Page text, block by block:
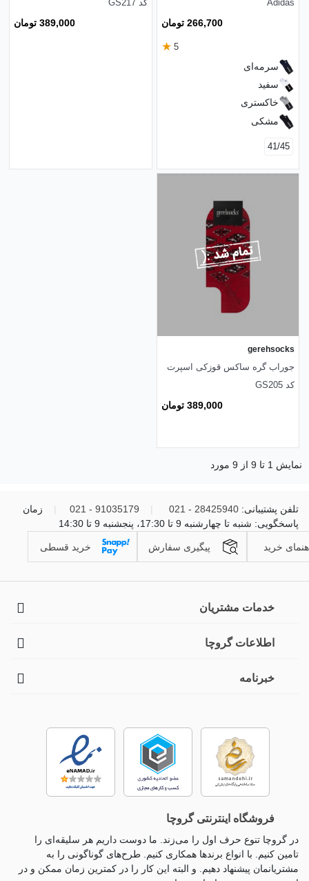
Adidas
266,700 تومان
5
★
سرمه‌ای
سفید
خاکستری
مشکی
41/45
کد GS217
389,000 تومان
gerehsocks
جوراب گره ساکس قوزکی اسپرت
کد GS205
389,000 تومان
نمایش 1 تا 9 از 9 مورد
تلفن پشتیبانی: 28425940 - 021
91035179 - 021
زمان
پاسخگویی: شنبه تا چهارشنبه 9 تا 17:30، پنجشنبه 9 تا 14:30
خرید پیگیری سفارش خرید قسطی
خدمات مشتریان
اطلاعات گروچا
خبرنامه
فروشگاه اینترنتی گروچا
در گروچا تنوع حرف اول را می‌زند. ما دوست داریم هر سلیقه‌ای را
تامین کنیم. با انواع برندها همکاری کنیم. طرح‌های گوناگونی را به
مشتریانمان پیشنهاد دهیم. و البته این کار را در کمترین زمان ممکن و در